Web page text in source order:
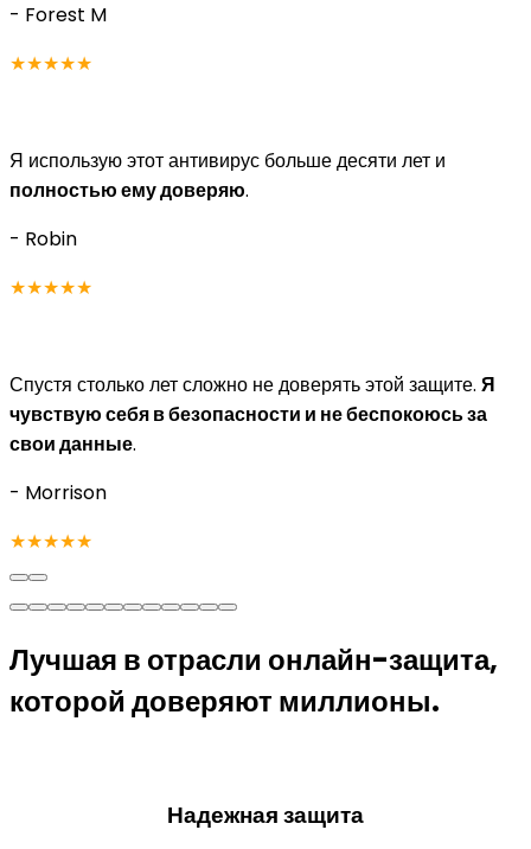
- Forest M
★★★★★
Я использую этот антивирус больше десяти лет и
полностью ему доверяю.
- Robin
★★★★★
Спустя столько лет сложно не доверять этой защите. Я
чувствую себя в безопасности и не беспокоюсь за
свои данные.
- Morrison
★★★★★
Лучшая в отрасли онлайн-защита,
которой доверяют миллионы.
Надежная защита